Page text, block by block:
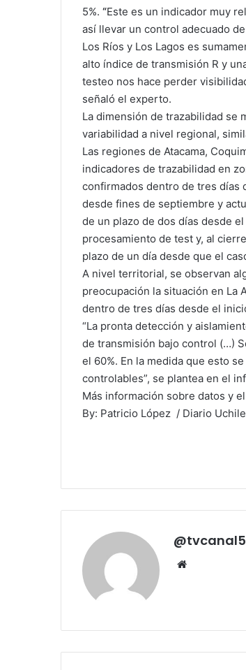
5%. “Este es un indicador muy
así llevar un control adecuado
Los Ríos y Los Lagos es
alto índice de transmisión R y
testeo nos hace perder
señaló el experto.
La dimensión de trazabilidad se
variabilidad a nivel regional,
Las regiones de Atacama,
indicadores de trazabilidad en
confirmados dentro de tres días
desde fines de septiembre y
de un plazo de dos días desde
procesamiento de test y, al
plazo de un día desde que el
A nivel territorial, se observan
preocupación la situación en La
dentro de tres días desde el
“La pronta detección y
de transmisión bajo control (…)
el 60%. En la medida que esto
controlables”, se plantea en el
Más información sobre datos y
By: Patricio López / Diario Uchile
@tvcanal5